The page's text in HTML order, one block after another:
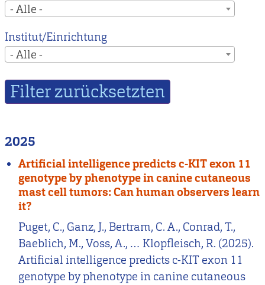
- Alle -
Institut/Einrichtung
- Alle -
2025
Artificial intelligence predicts c-KIT exon 11
genotype by phenotype in canine cutaneous
mast cell tumors: Can human observers learn
it?
Puget, C., Ganz, J., Bertram, C. A., Conrad, T.,
Baeblich, M., Voss, A., … Klopfleisch, R. (2025).
Artificial intelligence predicts c-KIT exon 11
genotype by phenotype in canine cutaneous